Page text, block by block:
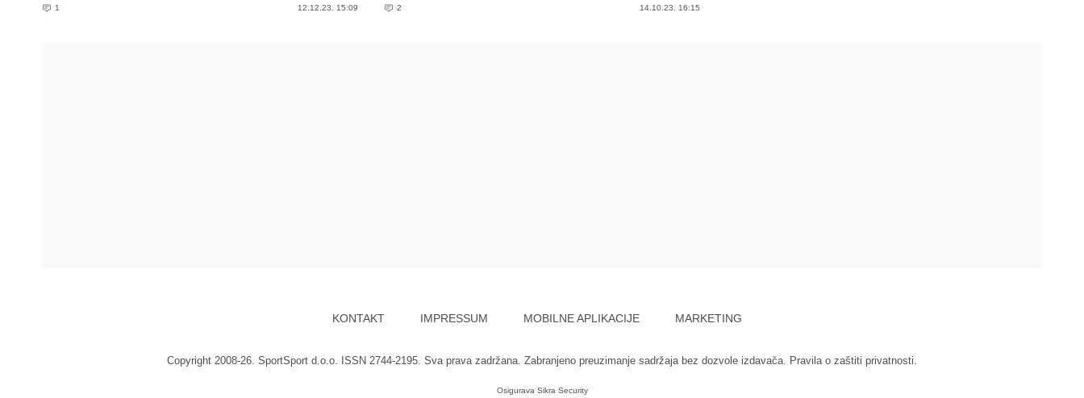
1 12.12.23. 15:09 2 14.10.23. 16:15
KONTAKT IMPRESSUM MOBILNE APLIKACIJE MARKETING
Copyright 2008-26. SportSport d.o.o. ISSN 2744-2195. Sva prava zadržana. Zabranjeno preuzimanje sadržaja bez dozvole izdavača. Pravila o zaštiti privatnosti.
Osigurava Sikra Security